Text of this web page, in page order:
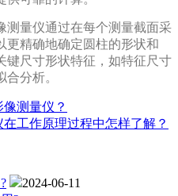
像测量仪通过在每个测量截面采
以更精确地确定圆柱的形状和
键尺寸形状特征，如特征尺寸
析。
量仪？
工作原理过程中怎样了解？
2024-06-11